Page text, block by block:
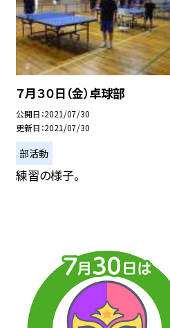
７月３０日（金）卓球部
公開日 2021/07/30
更新日 2021/07/30
部活動
練習の様子。